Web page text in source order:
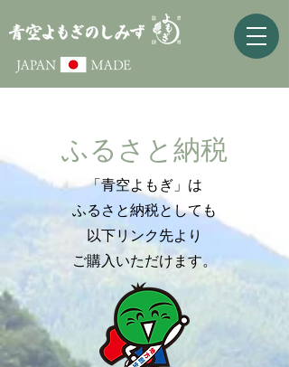
ふるさと納税
「青空よもぎ」は
ふるさと納税としても
以下リンク先より
ご購入いただけます。